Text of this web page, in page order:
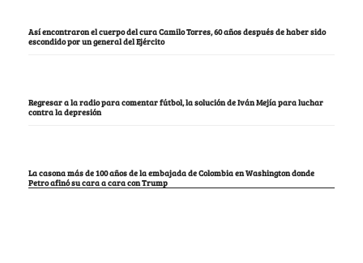
Así encontraron el cuerpo del cura Camilo Torres, 60 años después de haber sido
escondido por un general del Ejército
Regresar a la radio para comentar fútbol, la solución de Iván Mejía para luchar
contra la depresión
La casona más de 100 años de la embajada de Colombia en Washington donde
Petro afinó su cara a cara con Trump